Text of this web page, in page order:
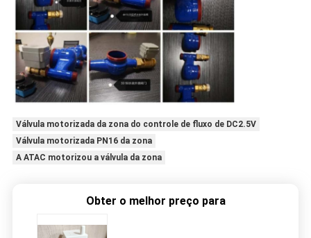
Válvula motorizada da zona do controle de fluxo de DC2.5V
Válvula motorizada PN16 da zona
A ATAC motorizou a válvula da zona
Obter o melhor preço para